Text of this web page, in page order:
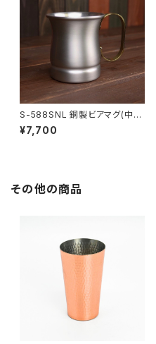
S-588SNL 銅製ビアマグ(中)
錫仕上げ
¥7,700
その他の商品